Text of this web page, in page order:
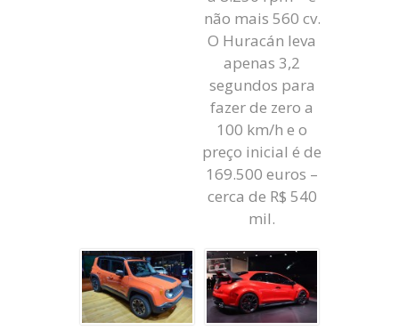
não mais 560 cv.
O Huracán leva
apenas 3,2
segundos para
fazer de zero a
100 km/h e o
preço inicial é de
169.500 euros –
cerca de R$ 540
mil.